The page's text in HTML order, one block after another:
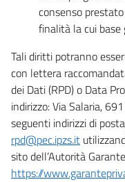
consenso
finalità la cui base
Tali diritti potranno
con lettera
dei Dati (RPD) o Data
indirizzo: Via Salaria,
seguenti indirizzi di
rpd@pec.ipzs.it
sito dell’Autorità
https://